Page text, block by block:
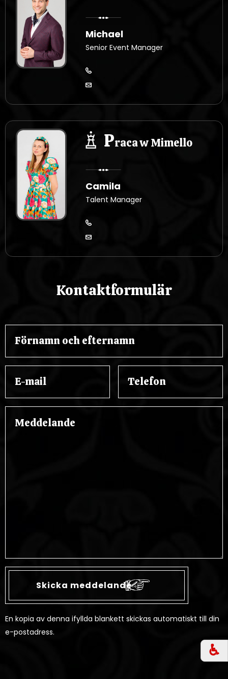
♿︎
Michael
Senior Event Manager
Praca w Mimello
Camila
Talent Manager
Kontaktformulär
En kopia av denna ifyllda blankett skickas automatiskt till din
e-postadress.